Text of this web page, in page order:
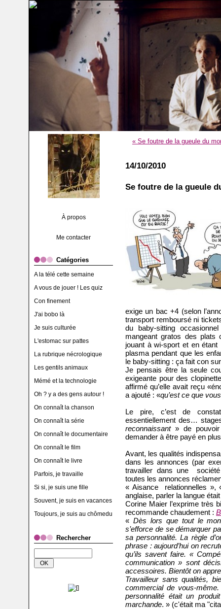
À propos
Me contacter
Catégories
A la télé cette semaine
A vous de jouer ! Les quiz
Con finement
J'ai bobo là
Je suis culturée
L'estomac sur pattes
La rubrique nécrologique
Les gentils animaux
Mémé et la technologie
Oh ? y a des gens autour !
On connaît la chanson
On connaît la série
On connaît le documentaire
On connaît le film
On connaît le livre
Parfois, je travaille
Si si, je suis une fille
Souvent, je suis en vacances
Toujours, je suis au chômedu
Rechercher
« Se foutre de la gueule du
14/10/2010
Se foutre de la gueule
exige un bac +4 (selon
transport remboursé ni
du baby-sitting
mangeant gratos des
jouant à wi-sport et en
plasma pendant que les
le baby-sitting : ça fait con
Je pensais être la seule
exigeante pour des
affirmé qu’elle avait reçu
a ajouté : «qu’est ce que
Le pire, c’est de
essentiellement des…
reconnaissant» de pouvoir
demander à être payé en
Avant, les qualités
dans les annonces (par
travailler dans une société
toutes les annonces
« Aisance relationnelles »,
anglaise, parler la langue
Corine Maier l’exprime très
recommande chaudement :
« Dès lors que tout le
s’efforce de se démarquer
sa personnalité. La règle
phrase : aujourd’hui on
qu’ils savent faire. «
communication » sont
accessoires. Bientôt on
Travailleur sans qualités,
commercial de vous-
personnalité était un
marchande. » (c'était ma